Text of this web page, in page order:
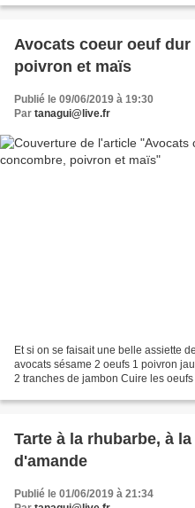
Avocats coeur oeuf
poivron et maïs
Publié le 09/06/2019 à 19:30
Par tanagui@live.fr
Et si on se faisait une belle assiette
avocats sésame 2 oeufs 1 poivron
2 tranches de jambon Cuire les
Tarte à la rhubarbe, à
d'amande
Publié le 01/06/2019 à 21:34